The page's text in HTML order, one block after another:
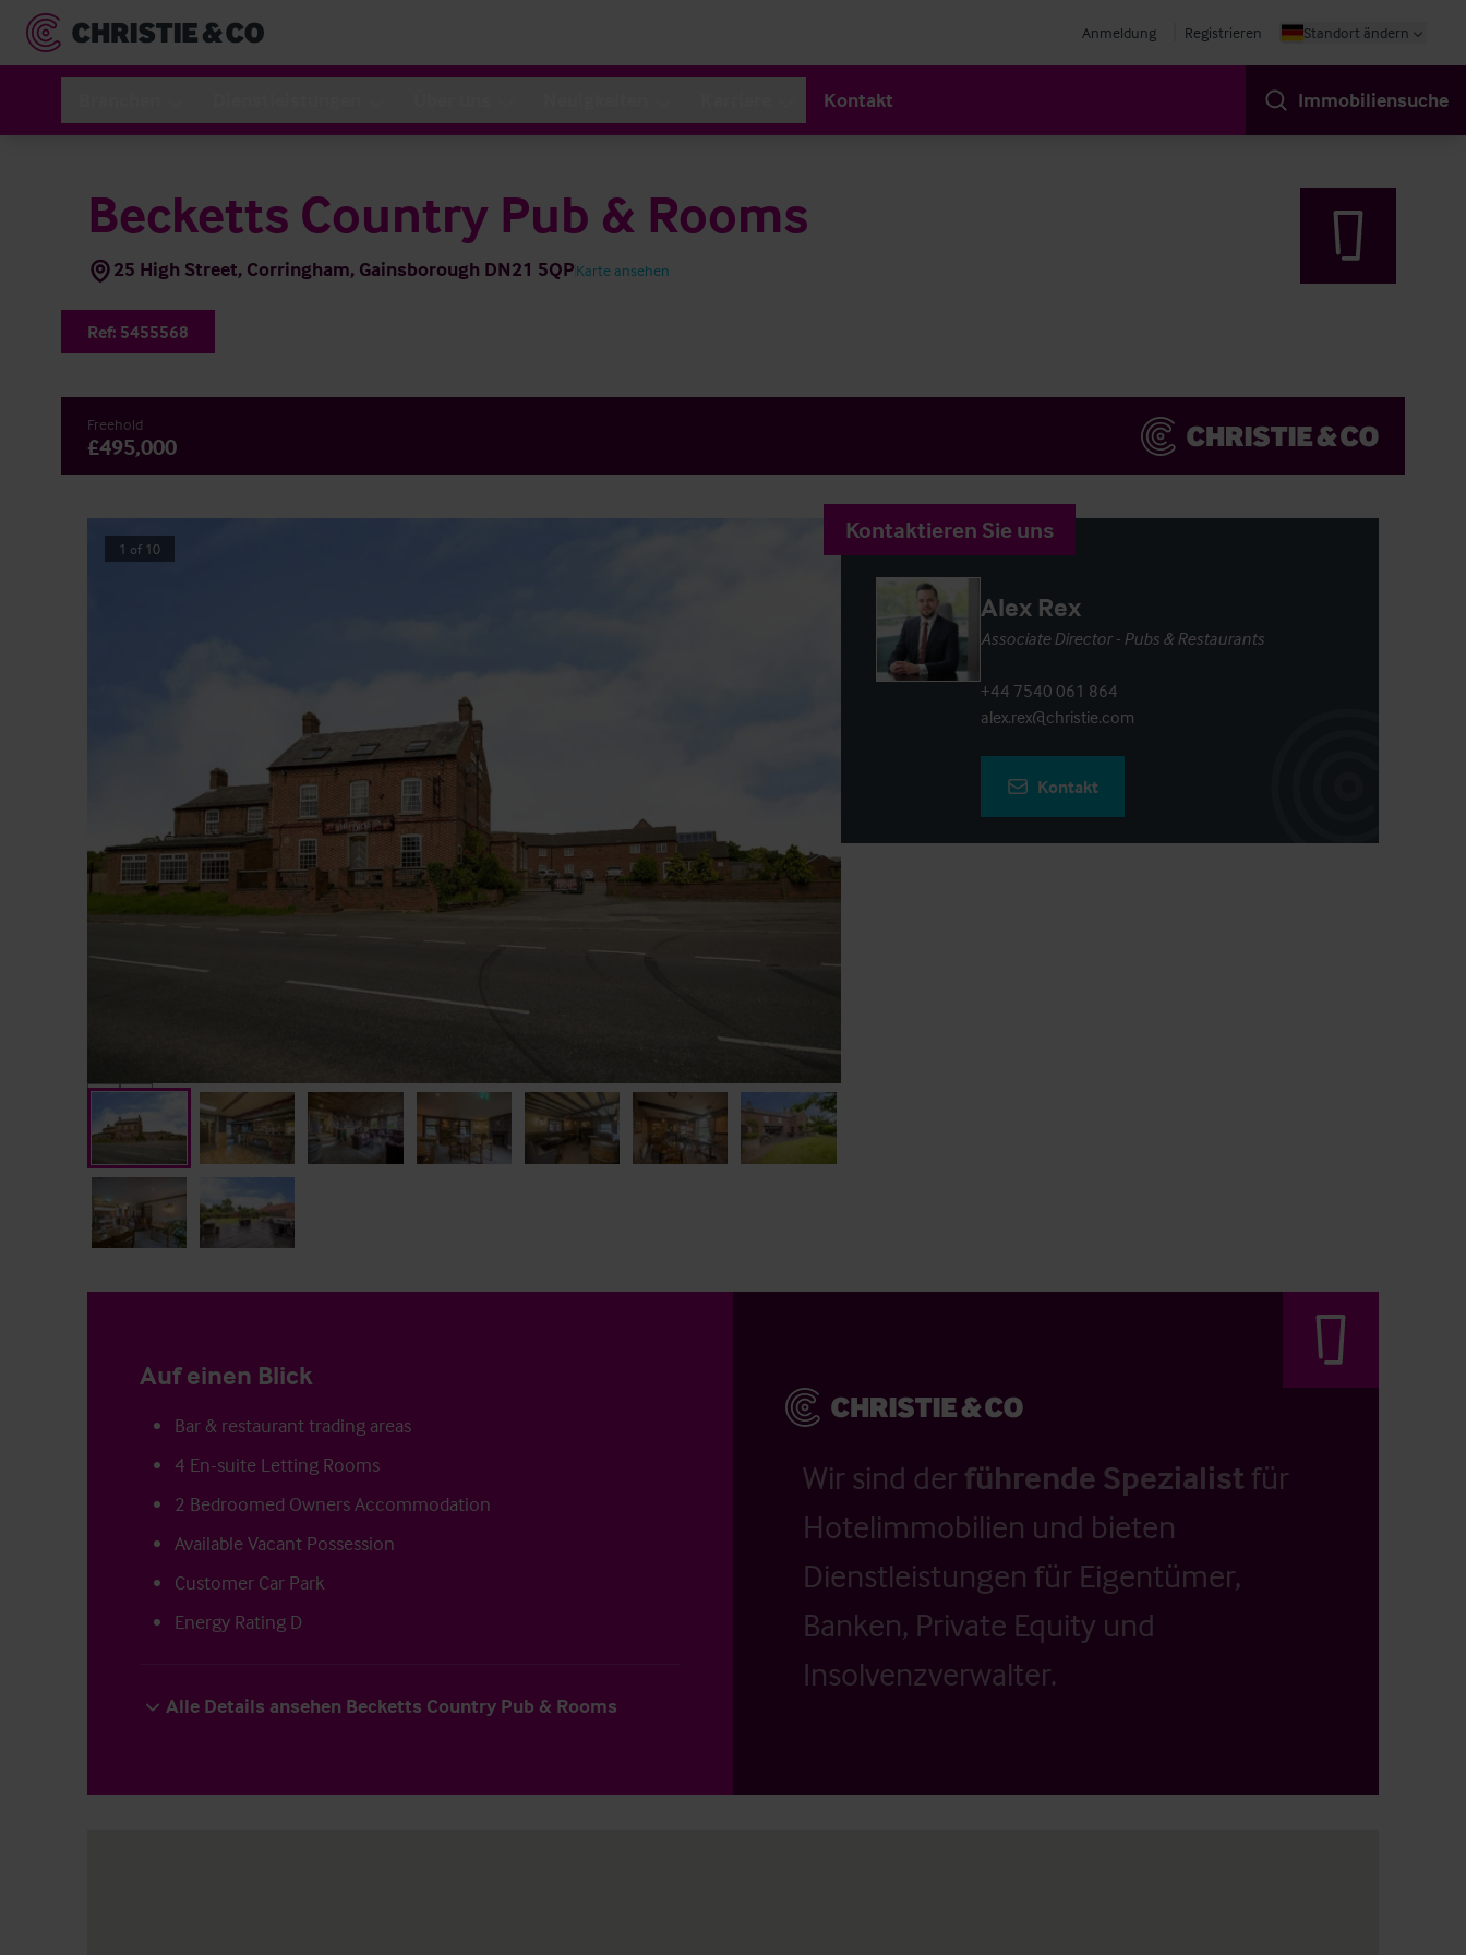
Anmeldung Registrieren Standort ändern
Kontakt Immobiliensuche
Becketts Country Pub & Rooms
25 High Street, Corringham, Gainsborough DN21 5QPKarte ansehen
Ref: 5455568
Freehold
£495,000
1 of 10
Kontaktieren Sie uns
Alex Rex
Associate Director - Pubs & Restaurants
+44 7540 061 864
alex.rex@christie.com
Kontakt
Auf einen Blick
Bar & restaurant trading areas
4 En-suite Letting Rooms
2 Bedroomed Owners Accommodation
Available Vacant Possession
Customer Car Park
Energy Rating D
Alle Details ansehen Becketts Country Pub & Rooms
Wir sind der führende Spezialistfür
Hotelimmobilien und bieten
Dienstleistungen für Eigentümer,
Banken, Private Equity und
Insolvenzverwalter.